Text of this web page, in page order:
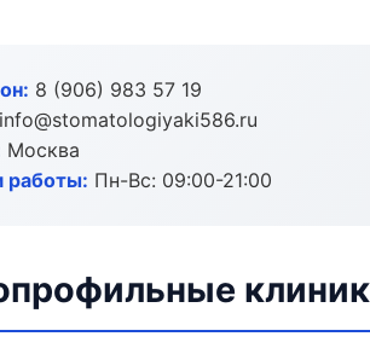
8 (906) 983 57 19
info@stomatologiyaki586.ru
Москва
работы: Пн-Вс: 09:00-21:00